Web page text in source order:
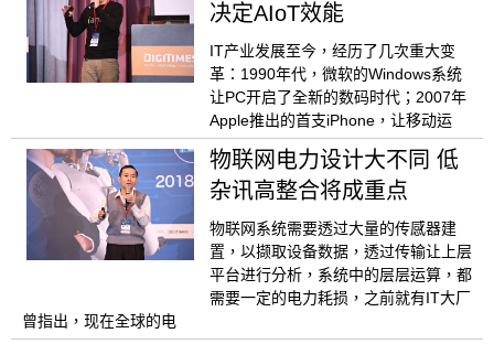
决定AIoT效能
IT产业发展至今，经历了几次重大变
革：1990年代，微软的Windows系统
让PC开启了全新的数码时代；2007年
Apple推出的首支iPhone，让移动运
物联网电力设计大不同 低
杂讯高整合将成重点
物联网系统需要透过大量的传感器建
置，以撷取设备数据，透过传输让上层
平台进行分析，系统中的层层运算，都
需要一定的电力耗损，之前就有IT大厂
曾指出，现在全球的电